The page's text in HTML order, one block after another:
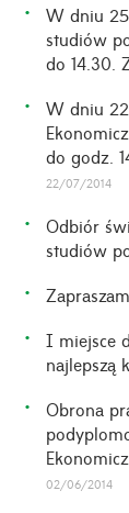
W dniu
studiów
do 14.30.
W dniu
do godz.
22/07/2014
Odbiór
studiów
I miejsce
najlepszą
Obrona
02/06/2014